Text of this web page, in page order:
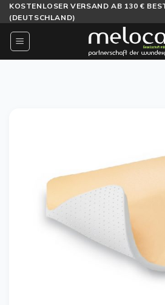
Zum
Inhalt
springen
KOSTENLOSER VERSAND AB 130 €
(DEUTSCHLAND)